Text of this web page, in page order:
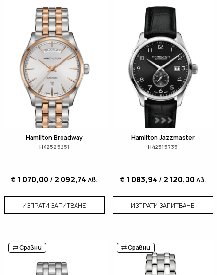
Hamilton Broadway
H42525251
€ 1 070,00 /2 092,74лв.
ИЗПРАТИ ЗАПИТВАНЕ
Hamilton Jazzmaster
H42515735
€ 1 083,94 /2 120,00лв.
ИЗПРАТИ ЗАПИТВАНЕ
Сравни Сравни